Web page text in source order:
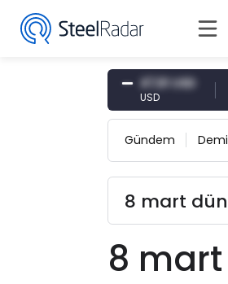
47,61 USD
Gündem
8 mart
8